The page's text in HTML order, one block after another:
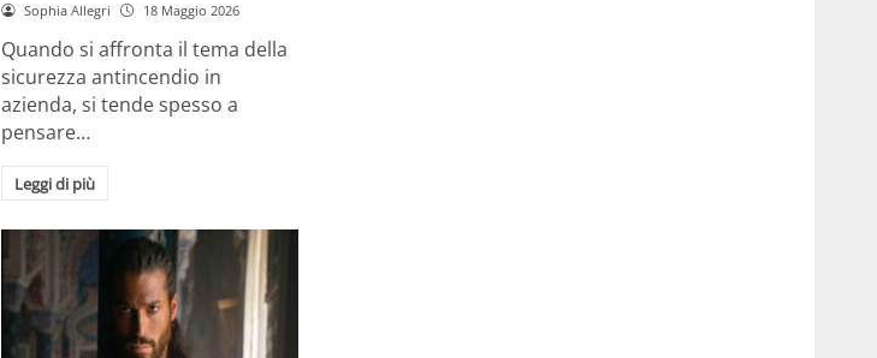
Sophia Allegri 18 Maggio 2026
Quando si affronta il tema della
sicurezza antincendio in
azienda, si tende spesso a
pensare…
Leggi di più